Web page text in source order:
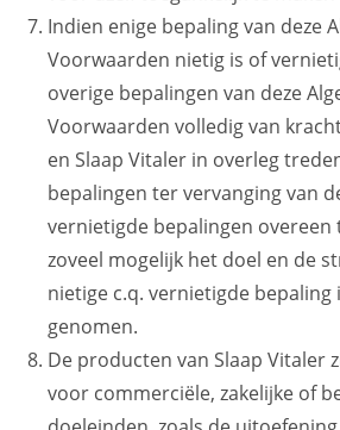
Indien enige bepaling van deze
Voorwaarden nietig is of
overige bepalingen van deze
Voorwaarden volledig van
en Slaap Vitaler in overleg
bepalingen ter vervanging van
vernietigde bepalingen overeen
zoveel mogelijk het doel en de
nietige c.q. vernietigde
genomen.
De producten van Slaap Vitaler
voor commerciële, zakelijke of